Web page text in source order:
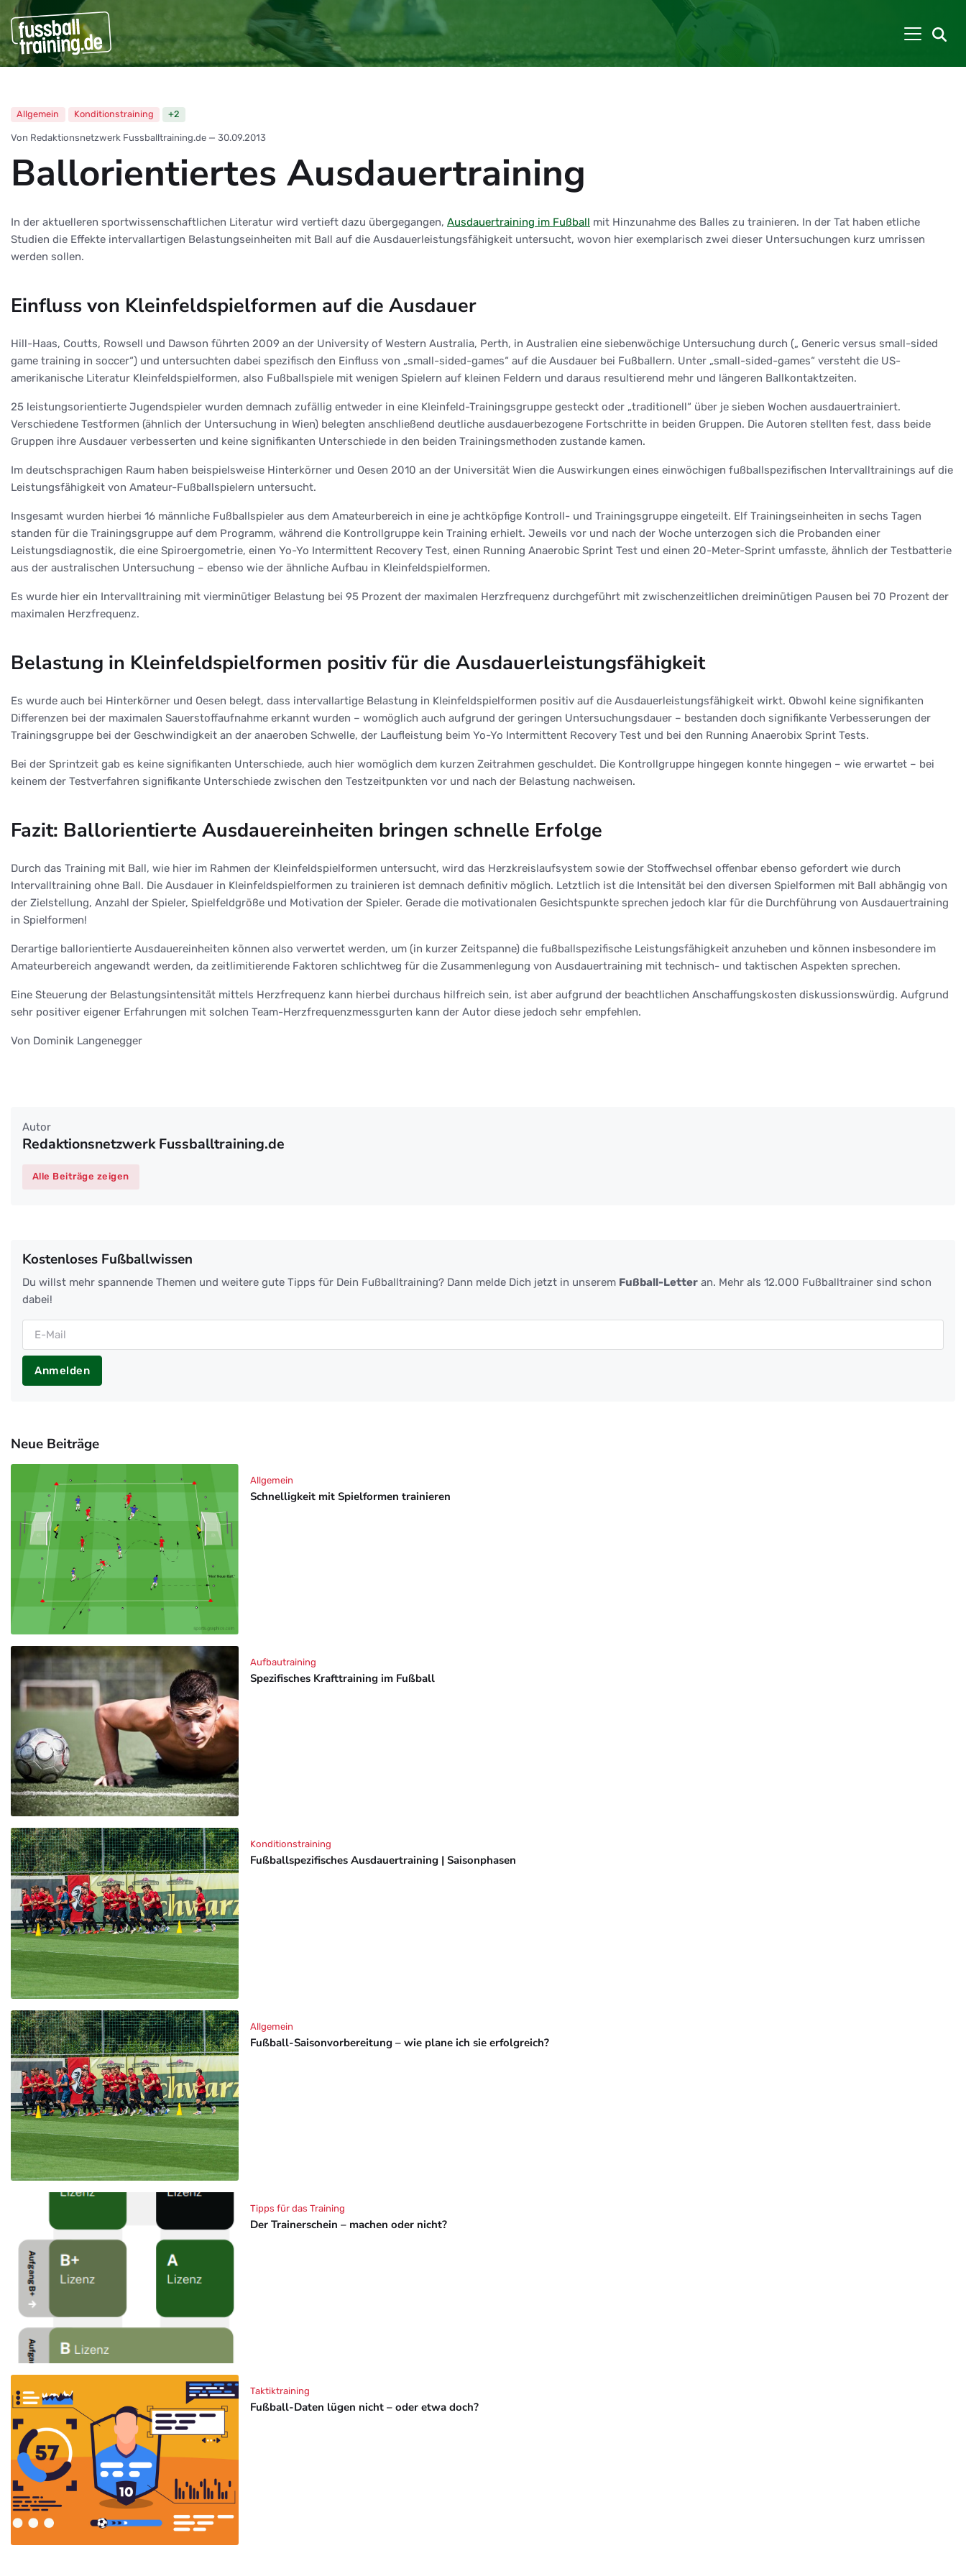
Allgemein Konditionstraining +2
Von Redaktionsnetzwerk Fussballtraining.de — 30.09.2013
Ballorientiertes Ausdauertraining
In der aktuelleren sportwissenschaftlichen Literatur wird vertieft dazu übergegangen, Ausdauertraining im Fußball mit Hinzunahme des Balles zu trainieren. In der Tat haben etliche
Studien die Effekte intervallartigen Belastungseinheiten mit Ball auf die Ausdauerleistungsfähigkeit untersucht, wovon hier exemplarisch zwei dieser Untersuchungen kurz umrissen
werden sollen.
Einfluss von Kleinfeldspielformen auf die Ausdauer
Hill-Haas, Coutts, Rowsell und Dawson führten 2009 an der University of Western Australia, Perth, in Australien eine siebenwöchige Untersuchung durch („ Generic versus small-sided
game training in soccer“) und untersuchten dabei spezifisch den Einfluss von „small-sided-games“ auf die Ausdauer bei Fußballern. Unter „small-sided-games“ versteht die US-
amerikanische Literatur Kleinfeldspielformen, also Fußballspiele mit wenigen Spielern auf kleinen Feldern und daraus resultierend mehr und längeren Ballkontaktzeiten.
25 leistungsorientierte Jugendspieler wurden demnach zufällig entweder in eine Kleinfeld-Trainingsgruppe gesteckt oder „traditionell“ über je sieben Wochen ausdauertrainiert.
Verschiedene Testformen (ähnlich der Untersuchung in Wien) belegten anschließend deutliche ausdauerbezogene Fortschritte in beiden Gruppen. Die Autoren stellten fest, dass beide
Gruppen ihre Ausdauer verbesserten und keine signifikanten Unterschiede in den beiden Trainingsmethoden zustande kamen.
Im deutschsprachigen Raum haben beispielsweise Hinterkörner und Oesen 2010 an der Universität Wien die Auswirkungen eines einwöchigen fußballspezifischen Intervalltrainings auf die
Leistungsfähigkeit von Amateur-Fußballspielern untersucht.
Insgesamt wurden hierbei 16 männliche Fußballspieler aus dem Amateurbereich in eine je achtköpfige Kontroll- und Trainingsgruppe eingeteilt. Elf Trainingseinheiten in sechs Tagen
standen für die Trainingsgruppe auf dem Programm, während die Kontrollgruppe kein Training erhielt. Jeweils vor und nach der Woche unterzogen sich die Probanden einer
Leistungsdiagnostik, die eine Spiroergometrie, einen Yo-Yo Intermittent Recovery Test, einen Running Anaerobic Sprint Test und einen 20-Meter-Sprint umfasste, ähnlich der Testbatterie
aus der australischen Untersuchung – ebenso wie der ähnliche Aufbau in Kleinfeldspielformen.
Es wurde hier ein Intervalltraining mit vierminütiger Belastung bei 95 Prozent der maximalen Herzfrequenz durchgeführt mit zwischenzeitlichen dreiminütigen Pausen bei 70 Prozent der
maximalen Herzfrequenz.
Belastung in Kleinfeldspielformen positiv für die Ausdauerleistungsfähigkeit
Es wurde auch bei Hinterkörner und Oesen belegt, dass intervallartige Belastung in Kleinfeldspielformen positiv auf die Ausdauerleistungsfähigkeit wirkt. Obwohl keine signifikanten
Differenzen bei der maximalen Sauerstoffaufnahme erkannt wurden – womöglich auch aufgrund der geringen Untersuchungsdauer – bestanden doch signifikante Verbesserungen der
Trainingsgruppe bei der Geschwindigkeit an der anaeroben Schwelle, der Laufleistung beim Yo-Yo Intermittent Recovery Test und bei den Running Anaerobix Sprint Tests.
Bei der Sprintzeit gab es keine signifikanten Unterschiede, auch hier womöglich dem kurzen Zeitrahmen geschuldet. Die Kontrollgruppe hingegen konnte hingegen – wie erwartet – bei
keinem der Testverfahren signifikante Unterschiede zwischen den Testzeitpunkten vor und nach der Belastung nachweisen.
Fazit: Ballorientierte Ausdauereinheiten bringen schnelle Erfolge
Durch das Training mit Ball, wie hier im Rahmen der Kleinfeldspielformen untersucht, wird das Herzkreislaufsystem sowie der Stoffwechsel offenbar ebenso gefordert wie durch
Intervalltraining ohne Ball. Die Ausdauer in Kleinfeldspielformen zu trainieren ist demnach definitiv möglich. Letztlich ist die Intensität bei den diversen Spielformen mit Ball abhängig von
der Zielstellung, Anzahl der Spieler, Spielfeldgröße und Motivation der Spieler. Gerade die motivationalen Gesichtspunkte sprechen jedoch klar für die Durchführung von Ausdauertraining
in Spielformen!
Derartige ballorientierte Ausdauereinheiten können also verwertet werden, um (in kurzer Zeitspanne) die fußballspezifische Leistungsfähigkeit anzuheben und können insbesondere im
Amateurbereich angewandt werden, da zeitlimitierende Faktoren schlichtweg für die Zusammenlegung von Ausdauertraining mit technisch- und taktischen Aspekten sprechen.
Eine Steuerung der Belastungsintensität mittels Herzfrequenz kann hierbei durchaus hilfreich sein, ist aber aufgrund der beachtlichen Anschaffungskosten diskussionswürdig. Aufgrund
sehr positiver eigener Erfahrungen mit solchen Team-Herzfrequenzmessgurten kann der Autor diese jedoch sehr empfehlen.
Von Dominik Langenegger
Autor
Redaktionsnetzwerk Fussballtraining.de
Alle Beiträge zeigen
Kostenloses Fußballwissen
Du willst mehr spannende Themen und weitere gute Tipps für Dein Fußballtraining? Dann melde Dich jetzt in unserem Fußball-Letter an. Mehr als 12.000 Fußballtrainer sind schon
dabei!
Anmelden
Neue Beiträge
Schnelligkeit mit Spielformen trainieren
Allgemein
Spezifisches Krafttraining im Fußball
Aufbautraining
Fußballspezifisches Ausdauertraining | Saisonphasen
Konditionstraining
Fußball-Saisonvorbereitung – wie plane ich sie erfolgreich?
Allgemein
Der Trainerschein – machen oder nicht?
Tipps für das Training
Fußball-Daten lügen nicht – oder etwa doch?
Taktiktraining